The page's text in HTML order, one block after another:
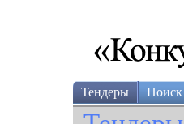
Тендеры Поиск